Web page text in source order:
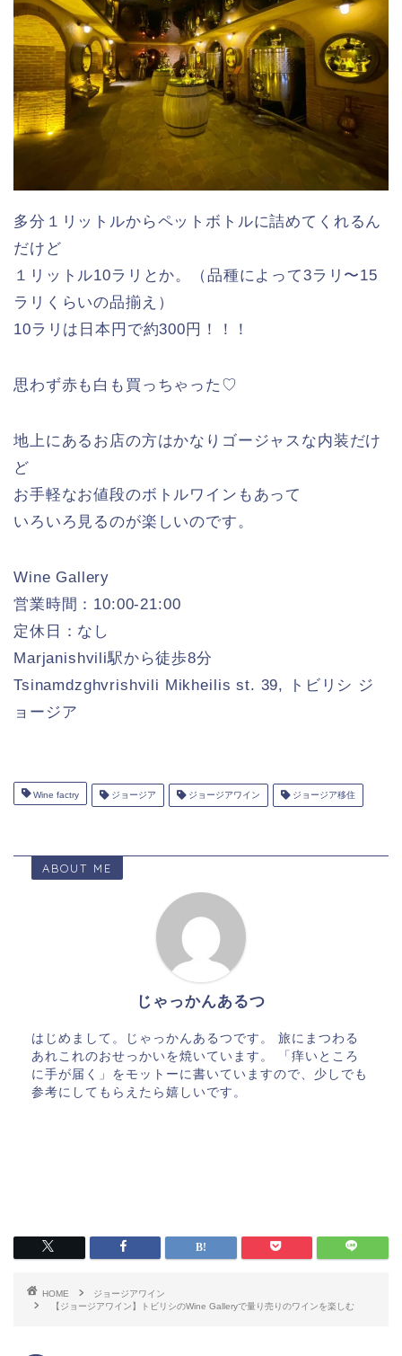
多分１リットルからペットボトルに詰めてくれるん
だけど
１リットル10ラリとか。（品種によって3ラリ〜15
ラリくらいの品揃え）
10ラリは日本円で約300円！！！
思わず赤も白も買っちゃった♡
地上にあるお店の方はかなりゴージャスな内装だけ
ど
お手軽なお値段のボトルワインもあって
いろいろ見るのが楽しいのです。
Wine Gallery
営業時間：10:00-21:00
定休日：なし
Marjanishvili駅から徒歩8分
Tsinamdzghvrishvili Mikheilis st. 39, トビリシ ジ
ョージア
Wine factry ジョージア ジョージアワイン ジョージア移住
ABOUT ME
じゃっかんあるつ
はじめまして。じゃっかんあるつです。 旅にまつわる
あれこれのおせっかいを焼いています。 「痒いところ
に手が届く」をモットーに書いていますので、少しでも
参考にしてもらえたら嬉しいです。
HOME
ジョージアワイン
【ジョージアワイン】トビリシのWine Galleryで量り売りのワインを楽しむ